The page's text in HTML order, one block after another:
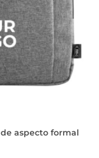
aspecto formal